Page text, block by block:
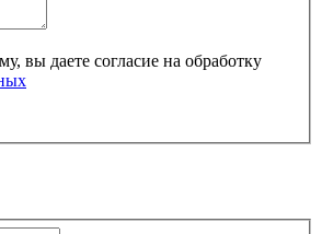
вы даете согласие на обработку